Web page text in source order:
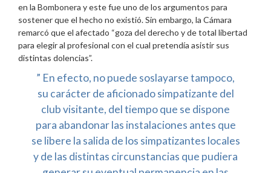
en la Bombonera y este fue uno de los argumentos para
sostener que el hecho no existió. Sin embargo, la Cámara
remarcó que el afectado “goza del derecho y de total libertad
para elegir al profesional con el cual pretendía asistir sus
distintas dolencias”.
” En efecto, no puede soslayarse tampoco,
su carácter de aficionado simpatizante del
club visitante, del tiempo que se dispone
para abandonar las instalaciones antes que
se libere la salida de los simpatizantes locales
y de las distintas circunstancias que pudiera